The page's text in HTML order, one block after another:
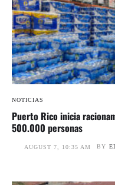
NOTICIAS
Puerto Rico inicia
500.000 personas
AUGUST 7, 10:35 AM BY